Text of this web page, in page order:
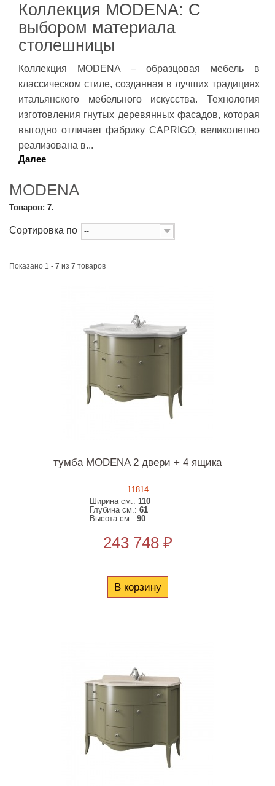
Коллекция MODENA: С
выбором материала
столешницы
Коллекция MODENA – образцовая мебель в
классическом стиле, созданная в лучших традициях
итальянского мебельного искусства. Технология
изготовления гнутых деревянных фасадов, которая
выгодно отличает фабрику CAPRIGO, великолепно
реализована в...
Далее
MODENA
Товаров: 7.
Сортировка по --
Показано 1 - 7 из 7 товаров
тумба MODENA 2 двери + 4 ящика
11814
Ширина см.:110
Глубина см.:61
Высота см.:90
243 748 ₽
В корзину